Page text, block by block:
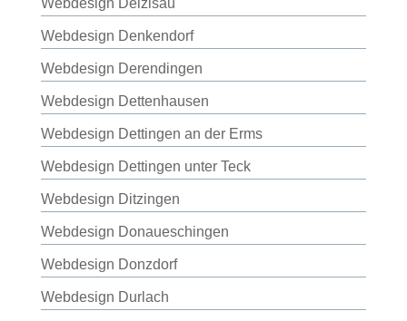
Webdesign Deizisau
Webdesign Denkendorf
Webdesign Derendingen
Webdesign Dettenhausen
Webdesign Dettingen an der Erms
Webdesign Dettingen unter Teck
Webdesign Ditzingen
Webdesign Donaueschingen
Webdesign Donzdorf
Webdesign Durlach